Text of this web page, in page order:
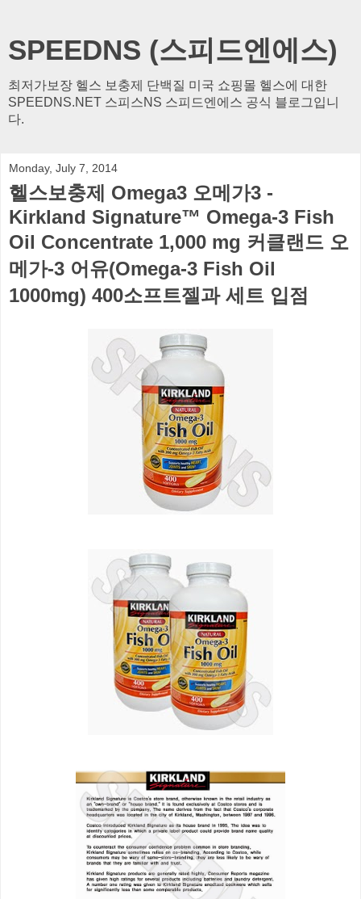
SPEEDNS (스피드엔에스)
최저가보장 헬스 보충제 단백질 미국 쇼핑몰 헬스에 대한
SPEEDNS.NET 스피스NS 스피드엔에스 공식 블로그입니
다.
Monday, July 7, 2014
헬스보충제 Omega3 오메가3 -
Kirkland Signature™ Omega-3 Fish
Oil Concentrate 1,000 mg 커클랜드 오
메가-3 어유(Omega-3 Fish Oil
1000mg) 400소프트젤과 세트 입점